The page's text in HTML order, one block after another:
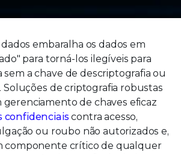
embaralha os dados em
para torná-los ilegíveis para
a chave de descriptografia ou
Soluções de criptografia robustas
gerenciamento de chaves eficaz
confidenciaiscontra acesso,
ou roubo não autorizados e,
componente crítico de qualquer